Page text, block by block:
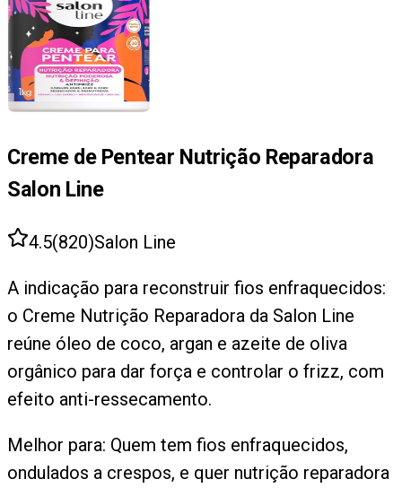
Creme de Pentear Nutrição Reparadora
Salon Line
4.5(820)Salon Line
A indicação para reconstruir fios enfraquecidos:
o Creme Nutrição Reparadora da Salon Line
reúne óleo de coco, argan e azeite de oliva
orgânico para dar força e controlar o frizz, com
efeito anti-ressecamento.
Melhor para: Quem tem fios enfraquecidos,
ondulados a crespos, e quer nutrição reparadora